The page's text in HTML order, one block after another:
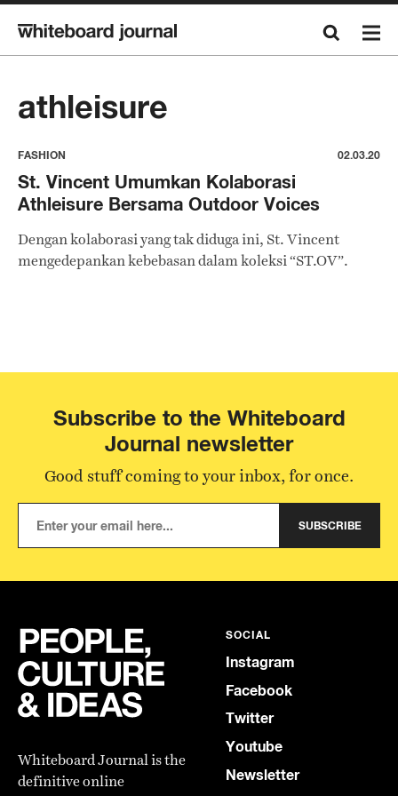
athleisure
FASHION 02.03.20
St. Vincent Umumkan Kolaborasi
Athleisure Bersama Outdoor Voices
Dengan kolaborasi yang tak diduga ini, St. Vincent
mengedepankan kebebasan dalam koleksi “ST.OV”.
Subscribe to the Whiteboard
Journal newsletter
Good stuff coming to your inbox, for once.
SUBSCRIBE
Whiteboard Journal is the
definitive online
SOCIAL
Instagram
Facebook
Twitter
Youtube
Newsletter